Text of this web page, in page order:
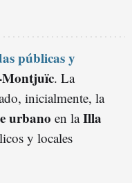
públicas y
Montjuïc. La
inicialmente, la
urbano en laIlla
y locales